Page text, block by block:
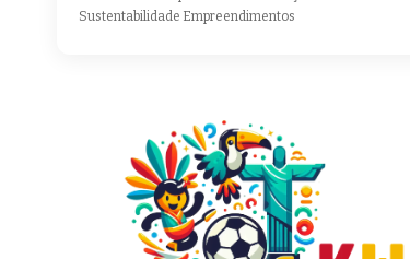
Sustentabilidade Empreendimentos